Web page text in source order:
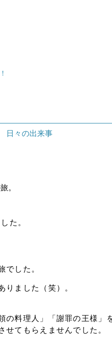
日々の出来事
。
た。
でした。
りました（笑）。
の料理人」「謝罪の王様」
せてもらえませんでした。